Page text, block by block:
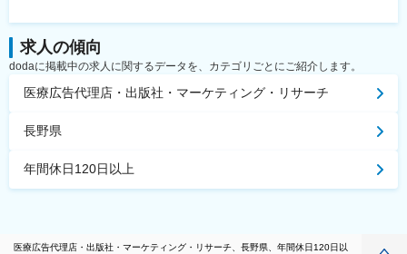
求人の傾向
dodaに掲載中の求人に関するデータを、カテゴリごとにご紹介します。
医療広告代理店・出版社・マーケティング・リサーチ
長野県
年間休日120日以上
医療広告代理店・出版社・マーケティング・リサーチ、長野県、年間休日120日以